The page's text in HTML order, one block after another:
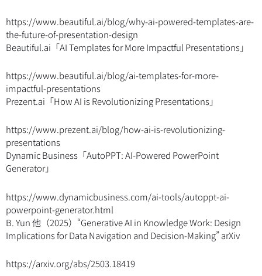
https://www.beautiful.ai/blog/why-ai-powered-templates-are-
the-future-of-presentation-design
Beautiful.ai「AI Templates for More Impactful Presentations」
https://www.beautiful.ai/blog/ai-templates-for-more-
impactful-presentations
Prezent.ai「How AI is Revolutionizing Presentations」
https://www.prezent.ai/blog/how-ai-is-revolutionizing-
presentations
Dynamic Business「AutoPPT: AI-Powered PowerPoint
Generator」
https://www.dynamicbusiness.com/ai-tools/autoppt-ai-
powerpoint-generator.html
B. Yun 他（2025）“Generative AI in Knowledge Work: Design
Implications for Data Navigation and Decision-Making” arXiv
https://arxiv.org/abs/2503.18419